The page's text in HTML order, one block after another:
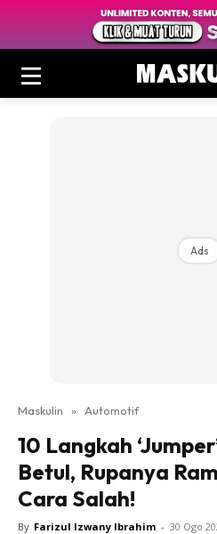
Ads
Maskulin » Automotif
10 Langkah
Betul, Rupanya
Cara Salah!
By Farizul Izwany Ibrahim - 30 Ogo